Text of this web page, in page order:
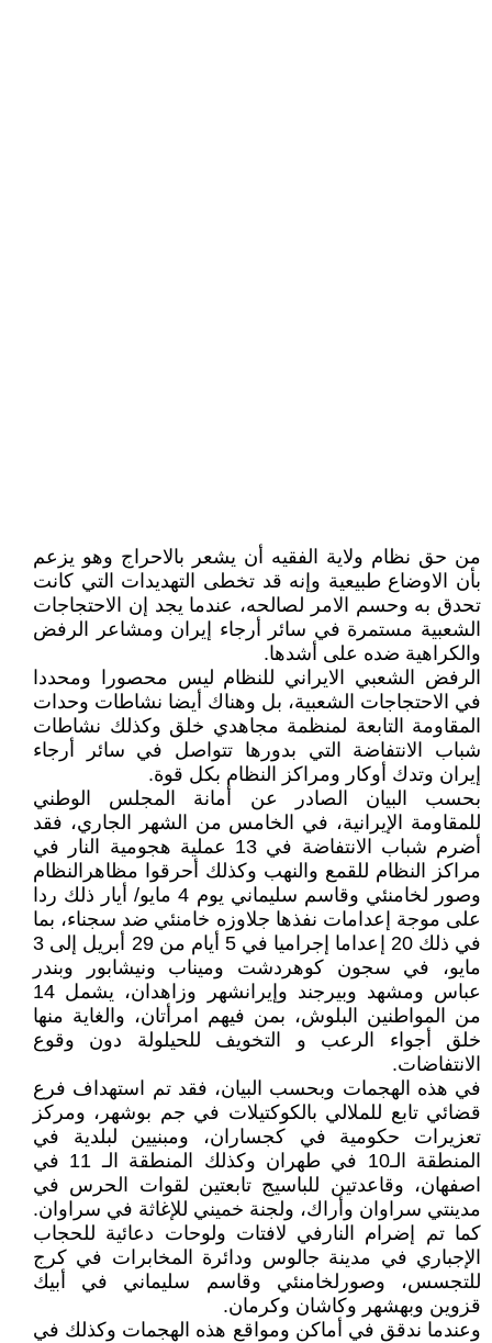
من حق نظام ولاية الفقيه أن يشعر بالاحراج وهو يزعم
بأن الاوضاع طبيعية وإنه قد تخطى التهديدات التي کانت
تحدق به وحسم الامر لصالحه، عندما يجد إن الاحتجاجات
الشعبية مستمرة في سائر أرجاء إيران ومشاعر الرفض
والکراهية ضده على أشدها.
الرفض الشعبي الايراني للنظام ليس محصورا ومحددا
في الاحتجاجات الشعبية، بل وهناك أيضا نشاطات وحدات
المقاومة التابعة لمنظمة مجاهدي خلق وکذلك نشاطات
شباب الانتفاضة التي بدورها تتواصل في سائر أرجاء
إيران وتدك أوکار ومراکز النظام بکل قوة.
بحسب البيان الصادر عن أمانة المجلس الوطني
للمقاومة الإيرانية، في الخامس من الشهر الجاري، فقد
أضرم شباب الانتفاضة في 13 عملية هجومية النار في
مراكز النظام للقمع والنهب وكذلك أحرقوا مظاهرالنظام
وصور لخامنئي وقاسم سليماني يوم 4 مايو/ أيار ذلك ردا
على موجة إعدامات نفذها جلاوزه خامنئي ضد سجناء، بما
في ذلك 20 إعداما إجراميا في 5 أيام من 29 أبريل إلى 3
مايو، في سجون كوهردشت وميناب ونيشابور وبندر
عباس ومشهد وبيرجند وإيرانشهر وزاهدان، يشمل 14
من المواطنين البلوش، بمن فيهم امرأتان، والغاية منها
خلق أجواء الرعب و التخويف للحيلولة دون وقوع
الانتفاضات.
في هذه الهجمات وبحسب البيان، فقد تم استهداف فرع
قضائي تابع للملالي بالکوکتيلات في جم بوشهر، ومركز
تعزيرات حكومية في كجساران، ومبنيين لبلدية في
المنطقة الـ10 في طهران وكذلك المنطقة الـ 11 في
اصفهان، وقاعدتين للباسيج تابعتين لقوات الحرس في
مدينتي سراوان وأراك، ولجنة خميني للإغاثة في سراوان.
كما تم إضرام النارفي لافتات ولوحات دعائية للحجاب
الإجباري في مدينة جالوس ودائرة المخابرات في كرج
للتجسس، وصورلخامنئي وقاسم سليماني في أبيك
قزوين وبهشهر وكاشان وكرمان.
وعندما ندقق في أماکن ومواقع هذه الهجمات وکذلك في